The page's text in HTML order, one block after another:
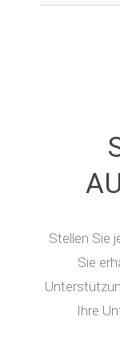
Stellen Sie
Sie
Ihre